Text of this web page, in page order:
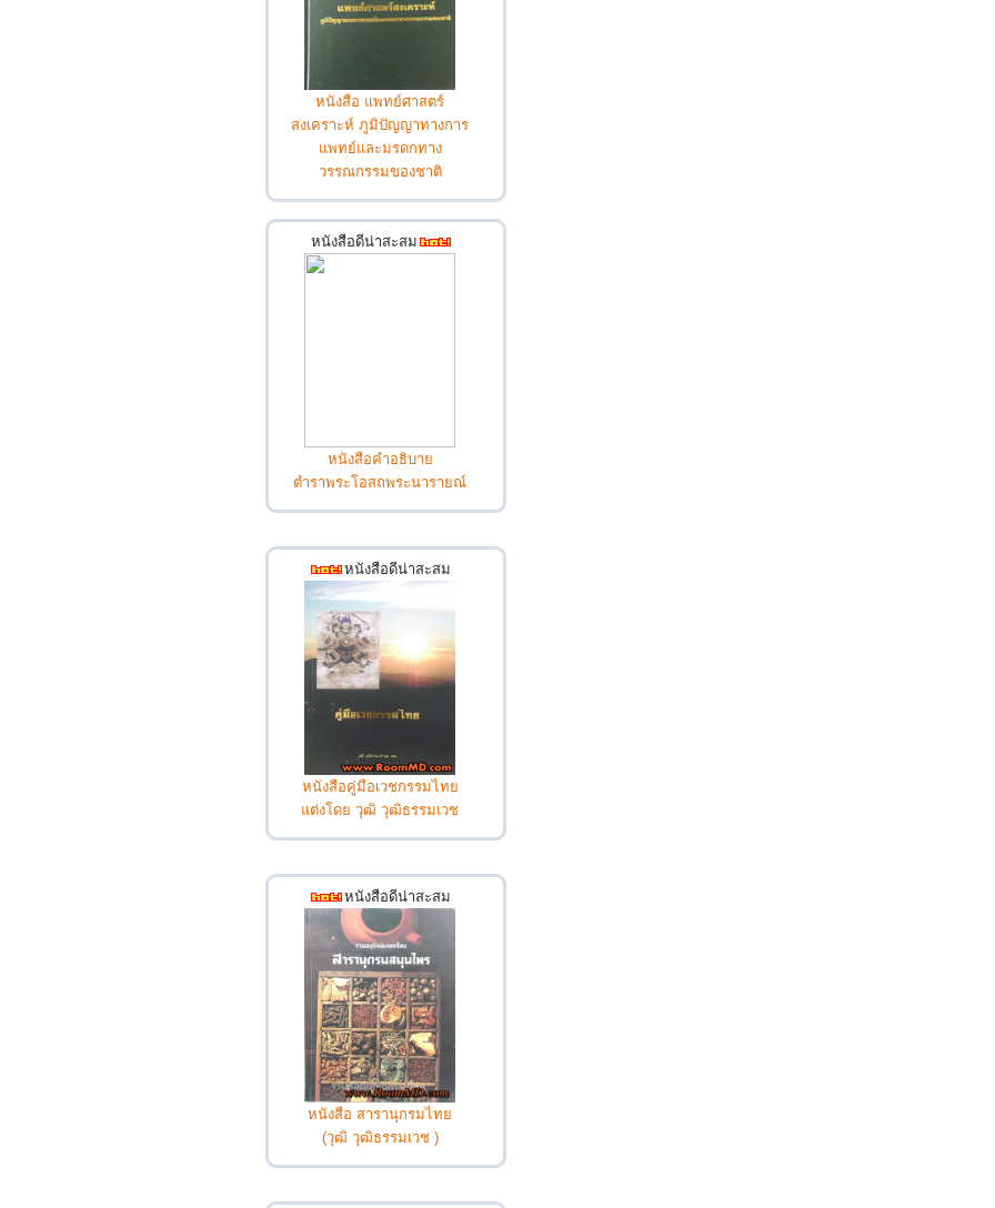
หนังสือ แพทย์ศาสตร์
สงเคราะห์ ภูมิปัญญาทางการ
แพทย์และมรดกทาง
วรรณกรรมของชาติ
หนังสือดีน่าสะสม
หนังสือคำอธิบาย
ตำราพระโอสถพระนารายณ์
หนังสือดีน่าสะสม
หนังสือคู่มือเวชกรรมไทย
แต่งโดย วุฒิ วุฒิธรรมเวช
หนังสือดีน่าสะสม
หนังสือ สารานุกรมไทย
(วุฒิ วุฒิธรรมเวช )